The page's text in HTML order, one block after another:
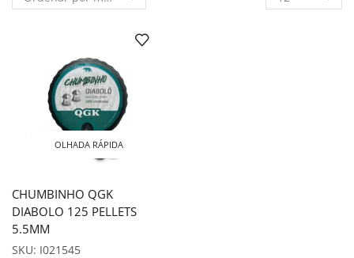
OLHADA RÁPIDA
CHUMBINHO QGK
DIABOLO 125 PELLETS
5.5MM
SKU: I021545